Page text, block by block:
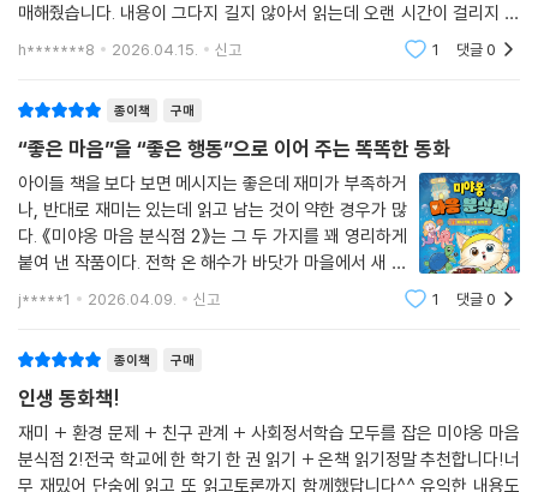
매해줬습니다. 내용이 그다지 길지 않아서 읽는데 오랜 시간이 걸리지 않
아서 좋았어요1권과 마찬가지로 2권도 재밌게 보았습니다.
h*******8 2026.04.15. 신고 1 댓글0
종이책 구매
“좋은 마음”을 “좋은 행동”으로 이어 주는 똑똑한 동화
아이들 책을 보다 보면 메시지는 좋은데 재미가 부족하거
나, 반대로 재미는 있는데 읽고 남는 것이 약한 경우가 많
다. 《미야옹 마음 분식점 2》는 그 두 가지를 꽤 영리하게
붙여 낸 작품이다. 전학 온 해수가 바닷가 마을에서 새 친
구들을 만나고, 쓰레기 줍기를 하며, 신비한 미야옹 분식
점에서 자기 상처를 마주하는 이야기 구조 자체가 아주 탄
j*****1 2026.04.09. 신고 1 댓글0
종이책 구매
인생 동화책!
재미 + 환경 문제 + 친구 관계 + 사회정서학습 모두를 잡은 미야옹 마음
분식점 2!전국 학교에 한 학기 한 권 읽기 + 온책 읽기정말 추천합니다!너
무 재밌어 단숨에 읽고 또 읽고토론까지 함께했답니다^^ 유익한 내용도